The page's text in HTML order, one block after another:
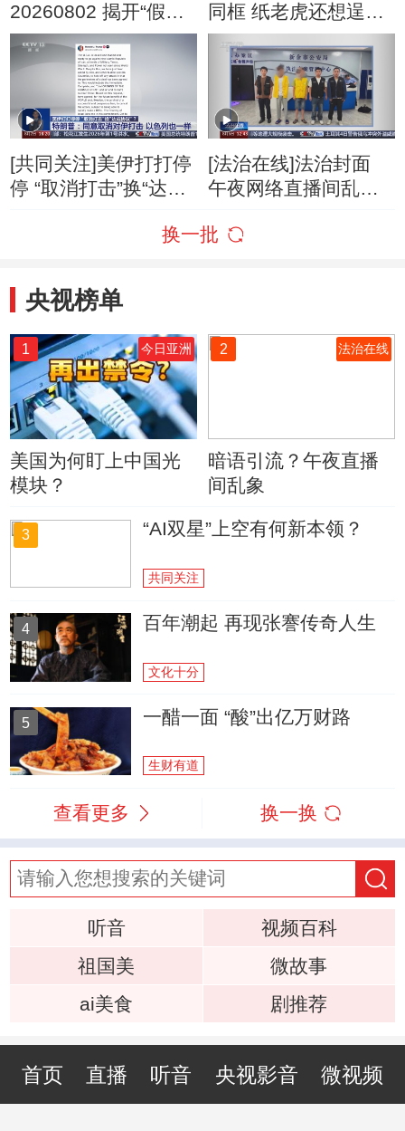
20260802 揭开“假洋
牌”的真面目
同框 纸老虎还想逞
威？
[共同关注]美伊打打停
停 “取消打击”换“达成
取消对伊打击 以色列
[法治在线]法治封面
午夜网络直播间乱象
换一批
央视榜单
1 今日亚洲
美国为何盯上中国光
模块？
2 法治在线
暗语引流？午夜直播
间乱象
3 “AI双星”上空有何新本领？
共同关注
4 百年潮起 再现张謇传奇人生
文化十分
5 一醋一面 “酸”出亿万财路
生财有道
查看更多 换一换
听音
视频百科
祖国美
微故事
ai美食
剧推荐
首页 直播 听音 央视影音 微视频